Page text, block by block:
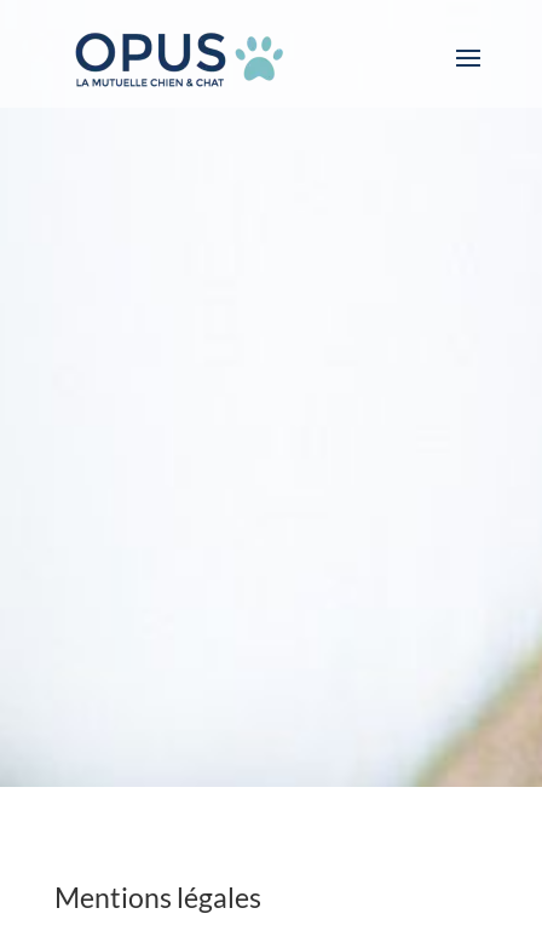
Mentions légales